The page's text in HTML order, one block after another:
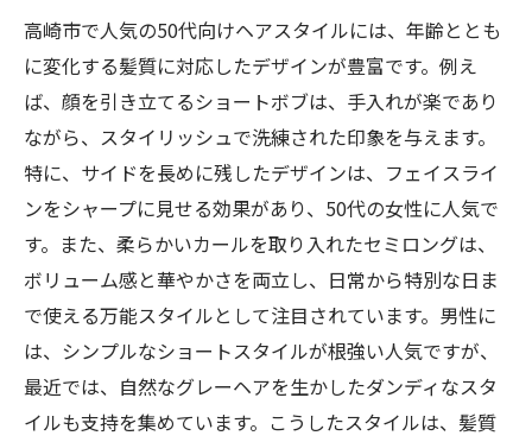
理容室で再発見50代高崎市での新しい自分
自分を再発見する理容室の魅力
50代が輝くためのセルフケア法
高崎市での新しい自分探しの旅
年齢に合ったスタイルがもたらす安心感
理容室での変身から得られる新たな視点
新しいスタイルで始まる次のステージ
高崎市で人気の50代向けヘアスタイルには、年齢ととも
に変化する髪質に対応したデザインが豊富です。例え
ば、顔を引き立てるショートボブは、手入れが楽であり
ながら、スタイリッシュで洗練された印象を与えます。
特に、サイドを長めに残したデザインは、フェイスライ
ンをシャープに見せる効果があり、50代の女性に人気で
す。また、柔らかいカールを取り入れたセミロングは、
ボリューム感と華やかさを両立し、日常から特別な日ま
で使える万能スタイルとして注目されています。男性に
は、シンプルなショートスタイルが根強い人気ですが、
最近では、自然なグレーヘアを生かしたダンディなスタ
イルも支持を集めています。こうしたスタイルは、髪質